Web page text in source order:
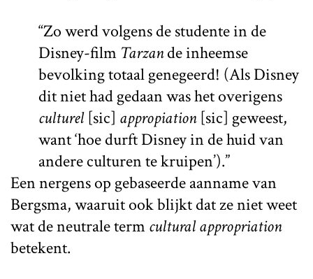
“Zo werd volgens de studente in de
Disney-film Tarzande inheemse
bevolking totaal genegeerd! (Als Disney
dit niet had gedaan was het overigens
culturel[sic] appropiation[sic] geweest,
want ‘hoe durft Disney in de huid van
andere culturen te kruipen’).”
Een nergens op gebaseerde aanname van
Bergsma, waaruit ook blijkt dat ze niet weet
wat de neutrale termcultural appropriation
betekent.